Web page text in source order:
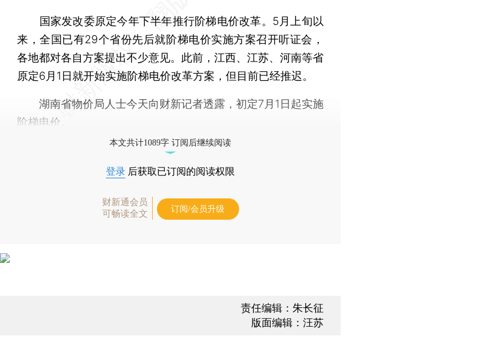
国家发改委原定今年下半年推行阶梯电价改革。5月上旬以
来，全国已有29个省份先后就阶梯电价实施方案召开听证会，
各地都对各自方案提出不少意见。此前，江西、江苏、河南等省
原定6月1日就开始实施阶梯电价改革方案，但目前已经推迟。
湖南省物价局人士今天向财新记者透露，初定7月1日起实施
阶梯电价。
本文共计1089字 订阅后继续阅读
登录 后获取已订阅的阅读权限
财新通会员
可畅读全文
订阅/会员升级
责任编辑：朱长征
版面编辑：汪苏